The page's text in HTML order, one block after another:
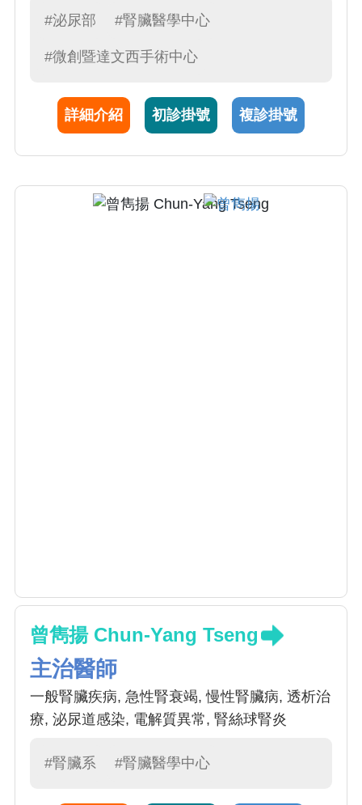
達文西機器手臂手術、攝護腺雷射(綠光)手術、
無痛結紮手術 4.腎臟移植專科醫師
#泌尿部 #腎臟醫學中心
#微創暨達文西手術中心
詳細介紹 初診掛號 複診掛號
曾雋揚 Chun-Yang Tseng
主治醫師
一般腎臟疾病, 急性腎衰竭, 慢性腎臟病, 透析治
療, 泌尿道感染, 電解質異常, 腎絲球腎炎
#腎臟系 #腎臟醫學中心